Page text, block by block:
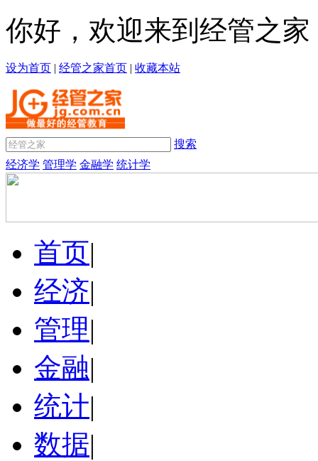
你好，欢迎来到经管之家
设为首页 | 经管之家首页 | 收藏本站
搜索
经济学 管理学 金融学 统计学
首页|
经济|
管理|
金融|
统计|
数据|